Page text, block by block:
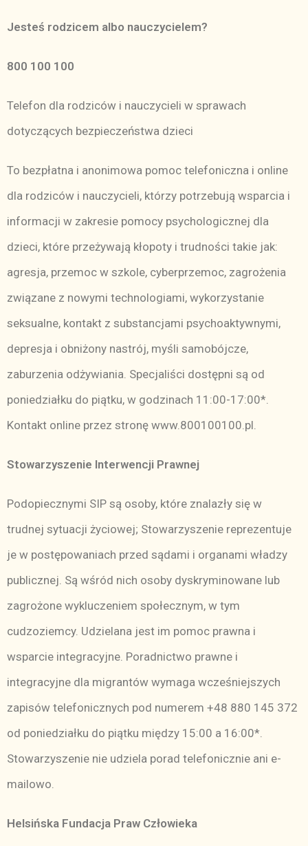
Jesteś rodzicem albo nauczycielem?
800 100 100
Telefon dla rodziców i nauczycieli w sprawach
dotyczących bezpieczeństwa dzieci
To bezpłatna i anonimowa pomoc telefoniczna i online
dla rodziców i nauczycieli, którzy potrzebują wsparcia i
informacji w zakresie pomocy psychologicznej dla
dzieci, które przeżywają kłopoty i trudności takie jak:
agresja, przemoc w szkole, cyberprzemoc, zagrożenia
związane z nowymi technologiami, wykorzystanie
seksualne, kontakt z substancjami psychoaktywnymi,
depresja i obniżony nastrój, myśli samobójcze,
zaburzenia odżywiania. Specjaliści dostępni są od
poniedziałku do piątku, w godzinach 11:00-17:00*.
Kontakt online przez stronę www.800100100.pl.
Stowarzyszenie Interwencji Prawnej
Podopiecznymi SIP są osoby, które znalazły się w
trudnej sytuacji życiowej; Stowarzyszenie reprezentuje
je w postępowaniach przed sądami i organami władzy
publicznej. Są wśród nich osoby dyskryminowane lub
zagrożone wykluczeniem społecznym, w tym
cudzoziemcy. Udzielana jest im pomoc prawna i
wsparcie integracyjne. Poradnictwo prawne i
integracyjne dla migrantów wymaga wcześniejszych
zapisów telefonicznych pod numerem +48 880 145 372
od poniedziałku do piątku między 15:00 a 16:00*.
Stowarzyszenie nie udziela porad telefonicznie ani e-
mailowo.
Helsińska Fundacja Praw Człowieka